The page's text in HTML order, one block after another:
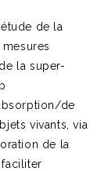
de la
la super-
de
vivants, via
de la